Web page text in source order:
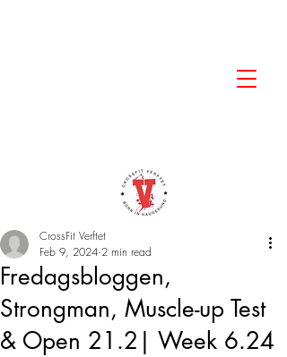
Fredagsbloggen,
Strongman, Muscle-up Test
& Open 21.2| Week 6.24
CrossFit Verftet
Feb 9, 2024 2 min read